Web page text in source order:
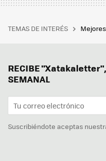
TEMAS DE INTERÉS
RECIBE "Xatakaletter",
SEMANAL
Suscribiéndote aceptas